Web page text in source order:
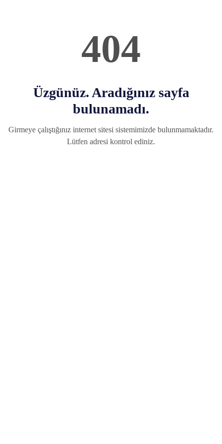
404
Üzgünüz. Aradığınız sayfa
bulunamadı.
Girmeye çalıştığınız internet sitesi sistemimizde bulunmamaktadır.
Lütfen adresi kontrol ediniz.